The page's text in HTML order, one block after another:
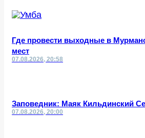
Где провести выходные в
мест
07.08.2026, 20:58
Заповедник: Маяк Кильдинский
07.08.2026, 20:00